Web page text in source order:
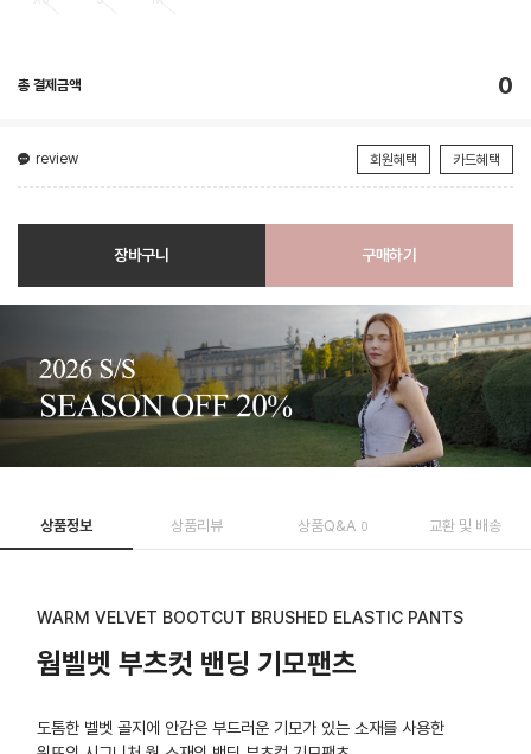
총 결제금액 0
review 회원혜택 카드혜택
장바구니 구매하기
상품정보 상품리뷰 상품Q&A 0 교환 및 배송
WARM VELVET BOOTCUT BRUSHED ELASTIC PANTS
웜벨벳 부츠컷 밴딩 기모팬츠
도톰한 벨벳 골지에 안감은 부드러운 기모가 있는 소재를 사용한